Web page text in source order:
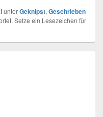
unterGeknipst, Geschrieben
Setze ein Lesezeichen für